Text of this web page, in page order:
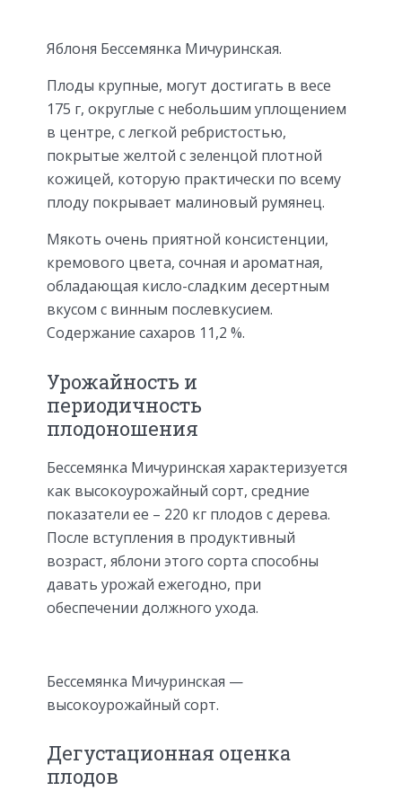
Яблоня Бессемянка Мичуринская.
Плоды крупные, могут достигать в весе
175 г, округлые с небольшим уплощением
в центре, с легкой ребристостью,
покрытые желтой с зеленцой плотной
кожицей, которую практически по всему
плоду покрывает малиновый румянец.
Мякоть очень приятной консистенции,
кремового цвета, сочная и ароматная,
обладающая кисло-сладким десертным
вкусом с винным послевкусием.
Содержание сахаров 11,2 %.
Урожайность и
периодичность
плодоношения
Бессемянка Мичуринская характеризуется
как высокоурожайный сорт, средние
показатели ее – 220 кг плодов с дерева.
После вступления в продуктивный
возраст, яблони этого сорта способны
давать урожай ежегодно, при
обеспечении должного ухода.
Бессемянка Мичуринская —
высокоурожайный сорт.
Дегустационная оценка
плодов